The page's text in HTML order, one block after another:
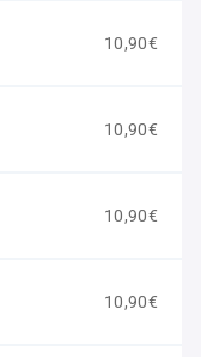
10,90€
10,90€
10,90€
10,90€